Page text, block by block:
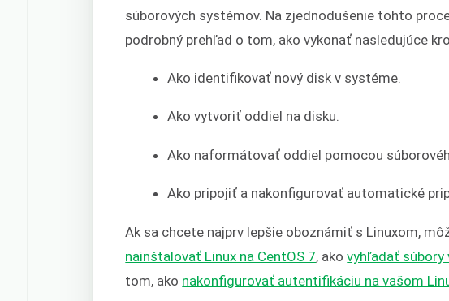
súborových systémov. Na zjednodušenie tohto
podrobný prehľad o tom, ako vykonať nasledujúce
Ako identifikovať nový disk v systéme.
Ako vytvoriť oddiel na disku.
Ako naformátovať oddiel pomocou
Ako pripojiť a nakonfigurovať automatické
Ak sa chcete najprv lepšie oboznámiť s Linuxom,
nainštalovať Linux na CentOS 7, akovyhľadať súbory
tom, ako nakonfigurovať autentifikáciu na vašom